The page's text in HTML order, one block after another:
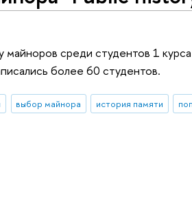
майноров среди студентов 1
более 60 студентов.
выбор майнора история памяти